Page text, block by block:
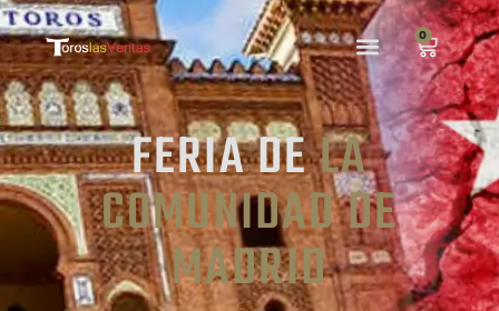
0
FERIA DELA
COMUNIDAD DE
MADRID